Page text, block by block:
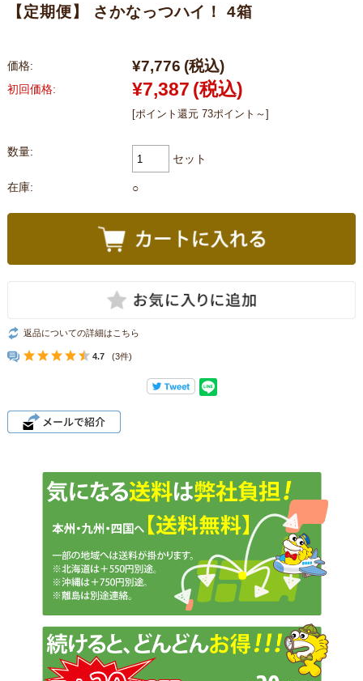
【定期便】 さかなっつハイ！ 4箱
価格: ¥7,776 (税込)
初回価格: ¥7,387 (税込)
[ポイント還元 73ポイント～]
数量:
セット
在庫: ○
返品についての詳細はこちら
4.7 (3件)